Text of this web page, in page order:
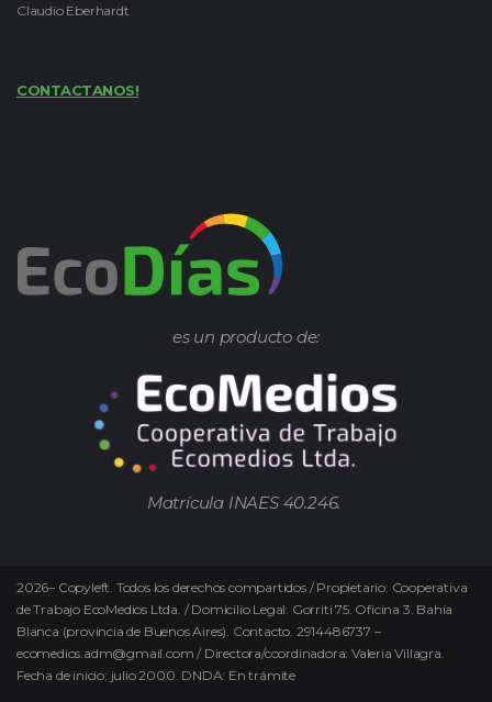
Claudio Eberhardt
CONTACTANOS!
es un producto de:
Matrícula INAES 40.246.
2026– Copyleft. Todos los derechos compartidos / Propietario: Cooperativa
de Trabajo EcoMedios Ltda. / Domicilio Legal: Gorriti 75. Oficina 3. Bahía
Blanca (provincia de Buenos Aires). Contacto. 2914486737 –
ecomedios.adm@gmail.com / Directora/coordinadora: Valeria Villagra.
Fecha de inicio: julio 2000. DNDA: En trámite